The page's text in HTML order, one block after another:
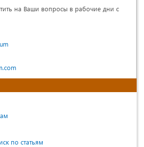
на Ваши вопросы в рабочие дни с
по статьям